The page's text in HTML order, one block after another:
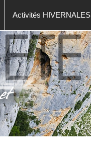
Activités HIVERNALES